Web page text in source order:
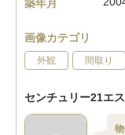
築年月
画像カテゴリ
外観 間取り
センチュリー21エ